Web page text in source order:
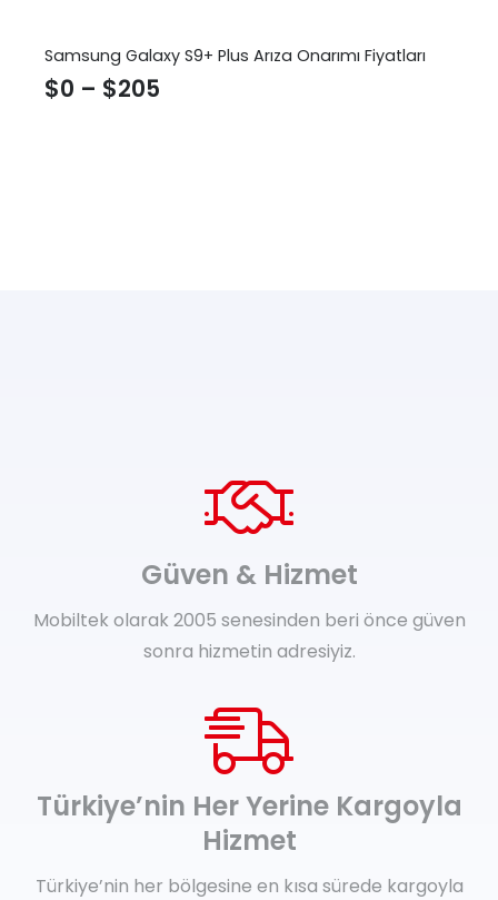
Samsung Galaxy S9+ Plus Arıza Onarımı Fiyatları
$0 – $205
Güven & Hizmet
Mobiltek olarak 2005 senesinden beri önce güven
sonra hizmetin adresiyiz.
Türkiye’nin Her Yerine Kargoyla
Hizmet
Türkiye’nin her bölgesine en kısa sürede kargoyla